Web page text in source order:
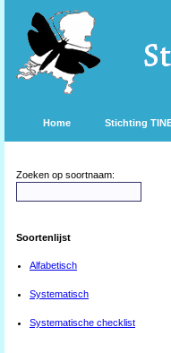
Home Stichting
Zoeken op soortnaam:
Soortenlijst
Alfabetisch
Systematisch
Systematische checklist